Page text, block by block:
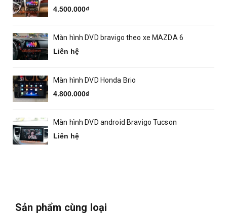
4.500.000₫
Màn hình DVD bravigo theo xe MAZDA 6
Liên hệ
Màn hình DVD Honda Brio
4.800.000₫
Màn hình DVD android Bravigo Tucson
Liên hệ
Sản phẩm cùng loại